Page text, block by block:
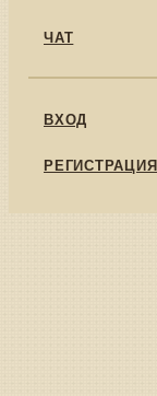
ЧАТ
ВХОД
РЕГИСТРАЦИЯ